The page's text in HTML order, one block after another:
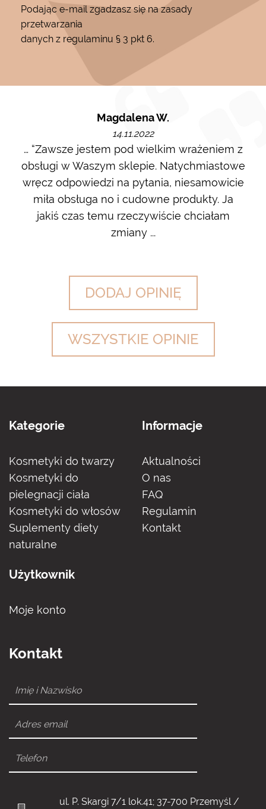
Podając e-mail zgadzasz się na zasady
przetwarzania
danych z regulaminu § 3 pkt 6.
Magdalena W.
14.11.2022
… “Zawsze jestem pod wielkim wrażeniem z
obsługi w Waszym sklepie. Natychmiastowe
wręcz odpowiedzi na pytania, niesamowicie
miła obsługa no i cudowne produkty. Ja
jakiś czas temu rzeczywiście chciałam
zmiany ...
DODAJ OPINIĘ
WSZYSTKIE OPINIE
Kategorie
Kosmetyki do twarzy
Kosmetyki do
pielegnacji ciała
Kosmetyki do włosów
Suplementy diety
naturalne
Informacje
Aktualności
O nas
FAQ
Regulamin
Kontakt
Użytkownik
Moje konto
Kontakt
ul. P. Skargi 7/1 lok.41; 37-700 Przemyśl /